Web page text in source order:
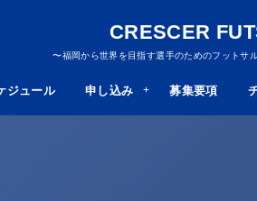
CRESCER
〜福岡から世界を目指す選手のためのフットサ
ジュール 申し込み 募集要項